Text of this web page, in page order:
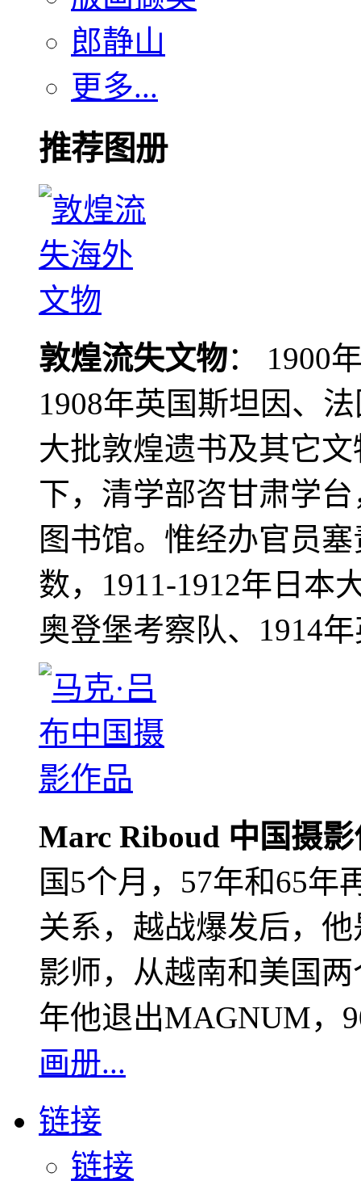
郎静山
更多...
推荐图册
敦煌流失文物： 1900
1908年英国斯坦因、
大批敦煌遗书及其它
下，清学部咨甘肃学
图书馆。惟经办官员
数，1911-1912年日本
奥登堡考察队、1914
Marc Riboud 中国摄
国5个月，57年和65年
关系，越战爆发后，
影师，从越南和美国
年他退出MAGNUM，
画册...
链接
链接